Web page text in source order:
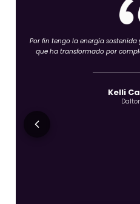
Los ingredientes naturales y el
me dan total confianza en
Kim